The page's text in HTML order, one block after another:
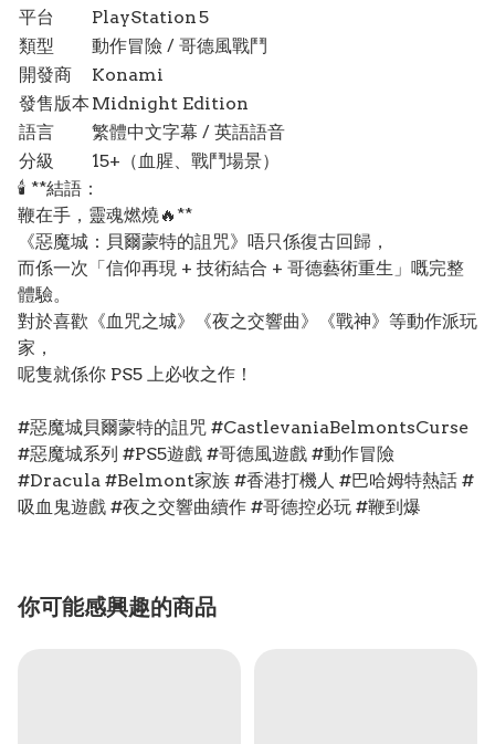
平台
PlayStation 5
類型
動作冒險 / 哥德風戰鬥
開發商
Konami
發售版本 Midnight Edition
語言
繁體中文字幕 / 英語語音
分級
15+（血腥、戰鬥場景）
🕯️ **結語：
鞭在手，靈魂燃燒🔥**
《惡魔城：貝爾蒙特的詛咒》唔只係復古回歸，
而係一次「信仰再現 + 技術結合 + 哥德藝術重生」嘅完整
體驗。
對於喜歡《血咒之城》《夜之交響曲》《戰神》等動作派玩
家，
呢隻就係你 PS5 上必收之作！
#惡魔城貝爾蒙特的詛咒 #CastlevaniaBelmontsCurse
#惡魔城系列 #PS5遊戲 #哥德風遊戲 #動作冒險
#Dracula #Belmont家族 #香港打機人 #巴哈姆特熱話 #
吸血鬼遊戲 #夜之交響曲續作 #哥德控必玩 #鞭到爆
你可能感興趣的商品